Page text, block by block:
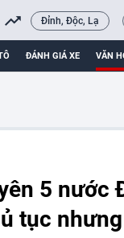
Đỉnh, Độc, Lạ
ĐÁNH GIÁ XE VĂN
5 nước
tục